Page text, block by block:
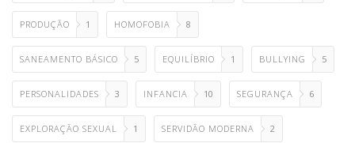
PRODUÇÃO 1 HOMOFOBIA 8
SANEAMENTO BÁSICO 5 EQUILÍBRIO 1 BULLYING 5
PERSONALIDADES 3 INFANCIA 10 SEGURANÇA 6
EXPLORAÇÃO SEXUAL 1 SERVIDÃO MODERNA 2